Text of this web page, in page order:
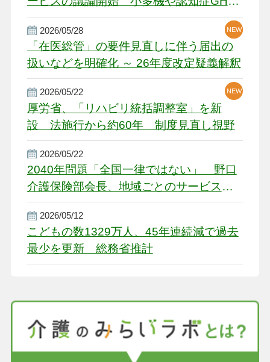
厳しい経営環境に危機感
2026/05/28
「在医総管」の要件見直しに伴う届出の
扱いなどを明確化 ～ 26年度改定疑義解釈
NEW
NEW
2026/05/22
厚労省、「リハビリ統括調整室」を新
設 法施行から約60年 制度見直し視野
NEW
2026/05/22
2040年問題「全国一律ではない」 野口
介護保険部会長、地域ごとのサービス基
盤整備を促す
2026/05/12
こどもの数1329万人、45年連続減で過去
最少を更新 総務省推計